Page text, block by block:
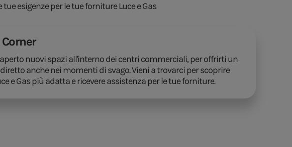
esigenze per le tue forniture Luce e Gas
nuovi spazi all'interno dei centri commerciali, per offrirti un
anche nei momenti di svago. Vieni a trovarci per scoprire
e Gas più adatta e ricevere assistenza per le tue forniture.